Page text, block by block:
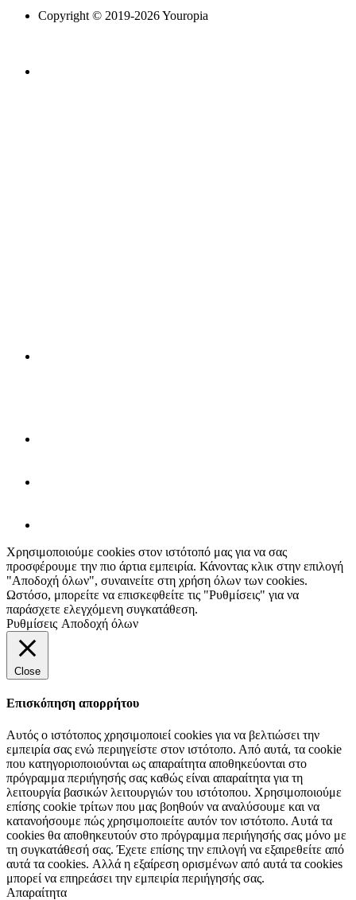
Copyright © 2019-2026 Youropia
Χρησιμοποιούμε cookies στον ιστότοπό μας για να σας
προσφέρουμε την πιο άρτια εμπειρία. Κάνοντας κλικ στην επιλογή
"Αποδοχή όλων", συναινείτε στη χρήση όλων των cookies.
Ωστόσο, μπορείτε να επισκεφθείτε τις "Ρυθμίσεις" για να
παράσχετε ελεγχόμενη συγκατάθεση.
Ρυθμίσεις Αποδοχή όλων
Close
Επισκόπηση απορρήτου
Αυτός ο ιστότοπος χρησιμοποιεί cookies για να βελτιώσει την
εμπειρία σας ενώ περιηγείστε στον ιστότοπο. Από αυτά, τα cookie
που κατηγοριοποιούνται ως απαραίτητα αποθηκεύονται στο
πρόγραμμα περιήγησής σας καθώς είναι απαραίτητα για τη
λειτουργία βασικών λειτουργιών του ιστότοπου. Χρησιμοποιούμε
επίσης cookie τρίτων που μας βοηθούν να αναλύσουμε και να
κατανοήσουμε πώς χρησιμοποιείτε αυτόν τον ιστότοπο. Αυτά τα
cookies θα αποθηκευτούν στο πρόγραμμα περιήγησής σας μόνο με
τη συγκατάθεσή σας. Έχετε επίσης την επιλογή να εξαιρεθείτε από
αυτά τα cookies. Αλλά η εξαίρεση ορισμένων από αυτά τα cookies
μπορεί να επηρεάσει την εμπειρία περιήγησής σας.
Απαραίτητα